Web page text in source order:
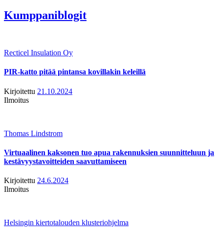
Kumppaniblogit
Recticel Insulation Oy
PIR-katto pitää pintansa kovillakin keleillä
Kirjoitettu 21.10.2024
Ilmoitus
Thomas Lindstrom
Virtuaalinen kaksonen tuo apua rakennuksien suunnitteluun ja
kestävyystavoitteiden saavuttamiseen
Kirjoitettu 24.6.2024
Ilmoitus
Helsingin kiertotalouden klusteriohjelma